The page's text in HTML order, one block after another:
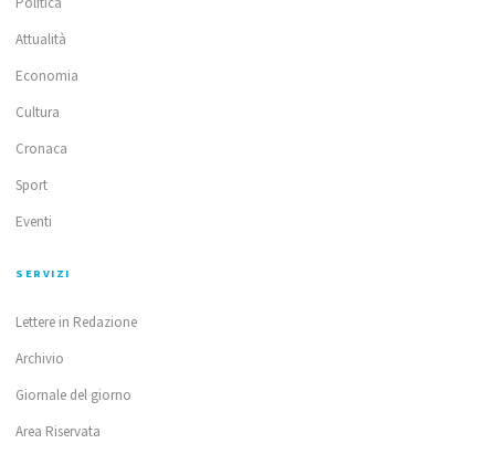
Attualità
Economia
Cultura
Cronaca
Sport
Eventi
SERVIZI
Lettere in Redazione
Archivio
Giornale del giorno
Area Riservata